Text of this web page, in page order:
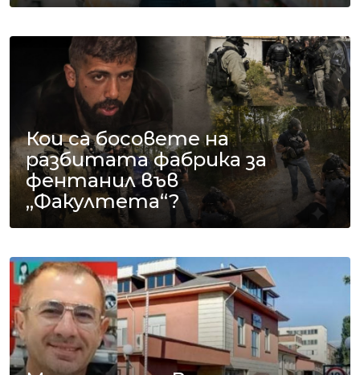
Кои са босовете на
разбитата фабрика за
фентанил във
„Факултета“?